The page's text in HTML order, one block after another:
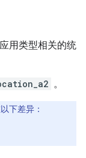
用类型相关的统
。
下差异：